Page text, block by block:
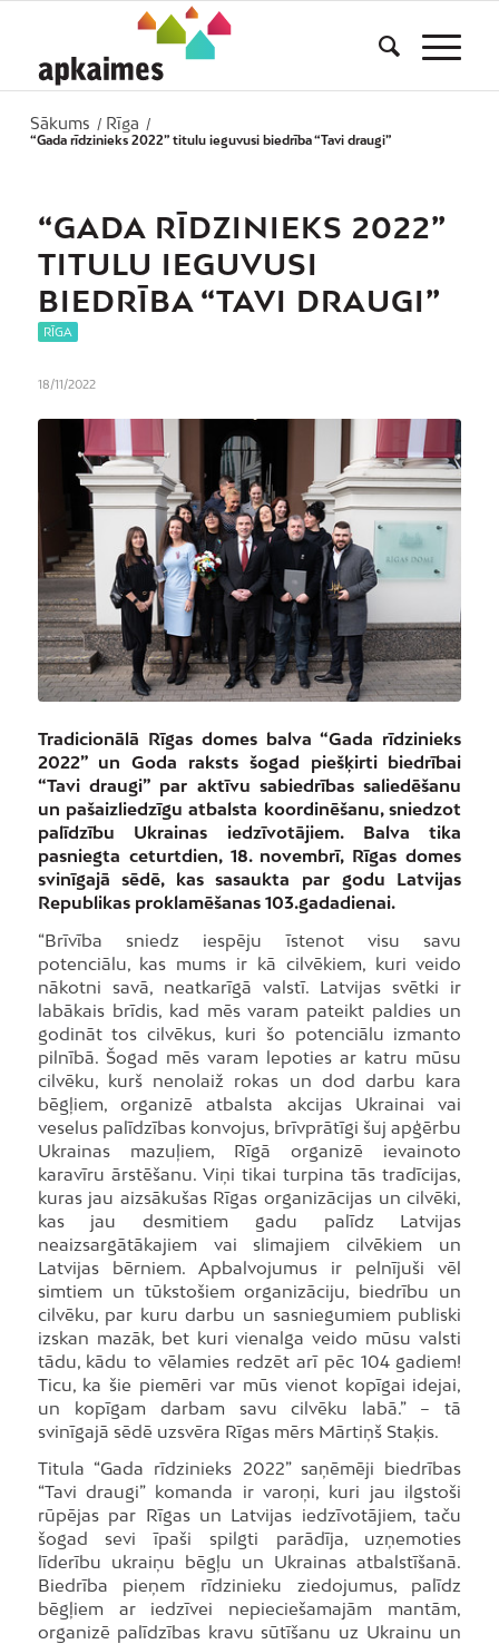
Sākums / Rīga
/
“Gada rīdzinieks 2022” titulu ieguvusi biedrība “Tavi draugi”
“GADA RĪDZINIEKS 2022”
TITULU IEGUVUSI
BIEDRĪBA “TAVI DRAUGI”
RĪGA
18/11/2022
Tradicionālā Rīgas domes balva “Gada rīdzinieks
2022” un Goda raksts šogad piešķirti biedrībai
“Tavi draugi” par aktīvu sabiedrības saliedēšanu
un pašaizliedzīgu atbalsta koordinēšanu, sniedzot
palīdzību Ukrainas iedzīvotājiem. Balva tika
pasniegta ceturtdien, 18. novembrī, Rīgas domes
svinīgajā sēdē, kas sasaukta par godu Latvijas
Republikas proklamēšanas 103.gadadienai.
“Brīvība sniedz iespēju īstenot visu savu
potenciālu, kas mums ir kā cilvēkiem, kuri veido
nākotni savā, neatkarīgā valstī. Latvijas svētki ir
labākais brīdis, kad mēs varam pateikt paldies un
godināt tos cilvēkus, kuri šo potenciālu izmanto
pilnībā. Šogad mēs varam lepoties ar katru mūsu
cilvēku, kurš nenolaiž rokas un dod darbu kara
bēgļiem, organizē atbalsta akcijas Ukrainai vai
veselus palīdzības konvojus, brīvprātīgi šuj apģērbu
Ukrainas mazuļiem, Rīgā organizē ievainoto
karavīru ārstēšanu. Viņi tikai turpina tās tradīcijas,
kuras jau aizsākušas Rīgas organizācijas un cilvēki,
kas jau desmitiem gadu palīdz Latvijas
neaizsargātākajiem vai slimajiem cilvēkiem un
Latvijas bērniem. Apbalvojumus ir pelnījuši vēl
simtiem un tūkstošiem organizāciju, biedrību un
cilvēku, par kuru darbu un sasniegumiem publiski
izskan mazāk, bet kuri vienalga veido mūsu valsti
tādu, kādu to vēlamies redzēt arī pēc 104 gadiem!
Ticu, ka šie piemēri var mūs vienot kopīgai idejai,
un kopīgam darbam savu cilvēku labā.” – tā
svinīgajā sēdē uzsvēra Rīgas mērs Mārtiņš Staķis.
Titula “Gada rīdzinieks 2022” saņēmēji biedrības
“Tavi draugi” komanda ir varoņi, kuri jau ilgstoši
rūpējas par Rīgas un Latvijas iedzīvotājiem, taču
šogad sevi īpaši spilgti parādīja, uzņemoties
līderību ukraiņu bēgļu un Ukrainas atbalstīšanā.
Biedrība pieņem rīdzinieku ziedojumus, palīdz
bēgļiem ar iedzīvei nepieciešamajām mantām,
organizē palīdzības kravu sūtīšanu uz Ukrainu un